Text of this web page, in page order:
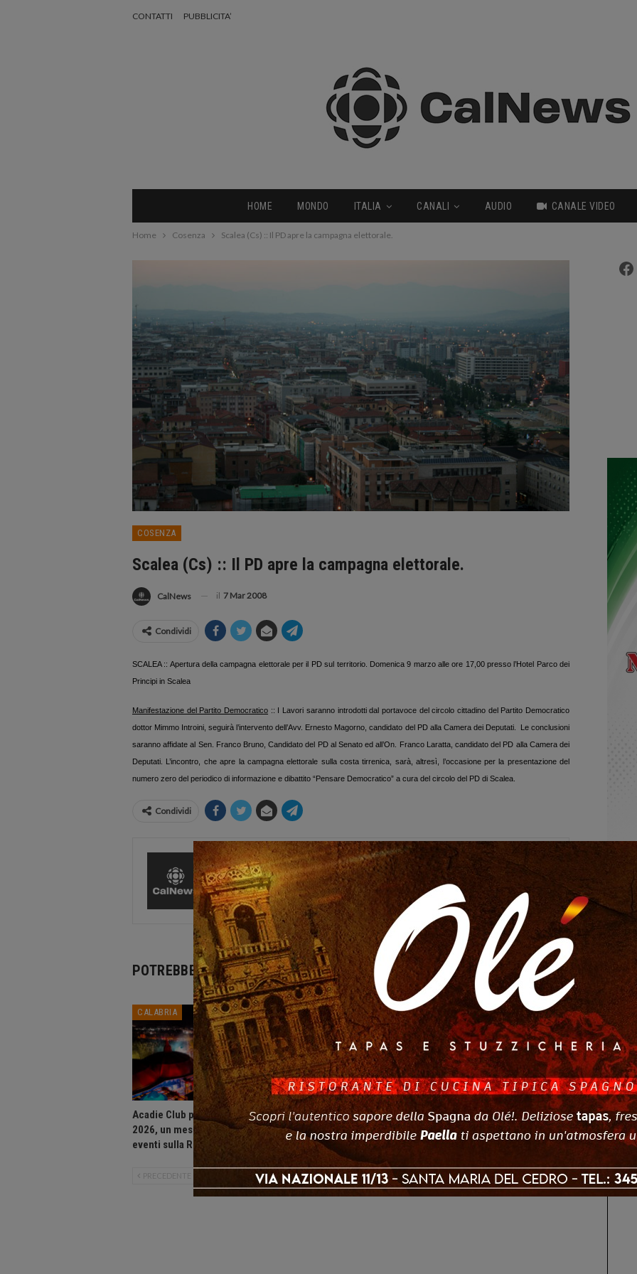
CONTATTI PUBBLICITA’
HOME MONDO ITALIA CANALI AUDIO CANALE VIDEO
Home Cosenza Scalea (Cs) :: Il PD apre la campagna elettorale.
COSENZA
Scalea (Cs) :: Il PD apre la campagna elettorale.
CalNews il 7 Mar 2008
Condividi
SCALEA :: Apertura della campagna elettorale per il PD sul territorio. Domenica 9 marzo alle ore 17,00 presso l’Hotel Parco dei
Principi in Scalea
Manifestazione del Partito Democratico :: I Lavori saranno introdotti dal portavoce del circolo cittadino del Partito Democratico
dottor Mimmo Introini, seguirà l’intervento dell’Avv. Ernesto Magorno, candidato del PD alla Camera dei Deputati.
Le conclusioni
saranno affidate al Sen. Franco Bruno, Candidato del PD al Senato ed all’On. Franco Laratta, candidato del PD alla Camera dei
Deputati. L’incontro, che apre la campagna elettorale sulla costa tirrenica, sarà, altresì, l’occasione per la presentazione del
numero zero del periodico di informazione e dibattito “Pensare Democratico” a cura del circolo del PD di Scalea.
Condividi
CalNews 27584 Posts 0
Comments
POTREBBE PIACERTI ANCHE Altri Di Autore
CALABRIA
Acadie Club presenta: Agosto
2026, un mese di grandi
eventi sulla Riviera dei Cedri.
CALABRIA
Praia a Mare: ordinanza anti-
movida, vietate le uscite
notturne ai minori di 14 anni.
CALABRIA
Dopo sedici anni La Pagliara
riaccende la Sila: riapre lo
storico rifugio di Fago del…
PRECEDENTE